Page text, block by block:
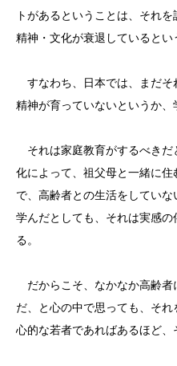
トがあるということは、それ
精神・文化が衰退しているとい
すなわち、日本では、まだそ
精神が育っていないというか、
それは家庭教育がするべきだ
化によって、祖父母と一緒に
で、高齢者との生活をしてい
学んだとしても、それは実感
る。
だからこそ、なかなか高齢者
だ、と心の中で思っても、そ
心的な若者であればあるほど、